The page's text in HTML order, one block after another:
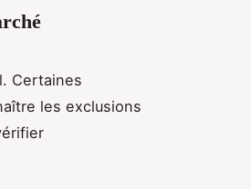
Certaines
les exclusions